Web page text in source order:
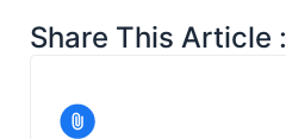
Share This Article :